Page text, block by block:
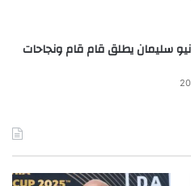
من شات جي بي تي
تي إدارة بريدك
إلغاء اشتراكاتك
سليمان يطلق قام قام ونجاحات